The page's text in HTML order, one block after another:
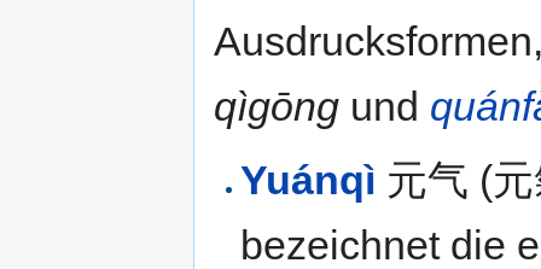
qìgōng und
Yuánqì 元气 (
bezeichnet die